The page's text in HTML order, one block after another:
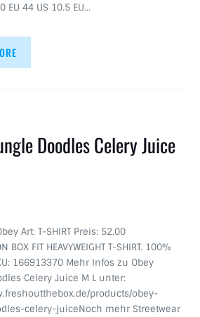
EU 44 US 10.5 EU…
Doodles Celery Juice
Art: T-SHIRT Preis: 52.00
BOX FIT HEAVYWEIGHT T-SHIRT. 100%
166913370 Mehr Infos zu Obey
Celery Juice M L unter:
products/obey-
celery-juiceNoch mehr Streetwear